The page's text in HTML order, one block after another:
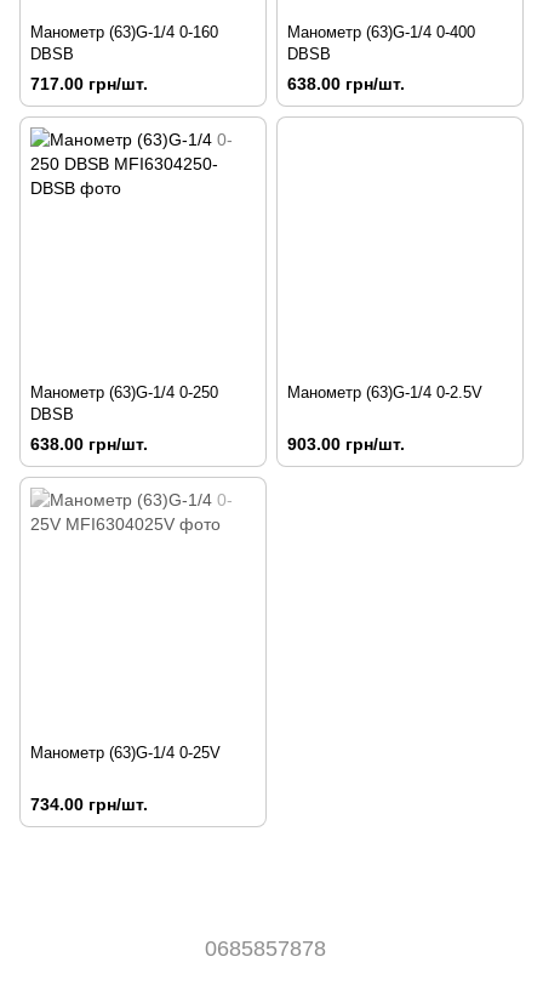
Манометр (63)G-1/4 0-160
DBSB
717.00 грн/шт.
Манометр (63)G-1/4 0-400
DBSB
638.00 грн/шт.
Манометр (63)G-1/4 0-250
DBSB
638.00 грн/шт.
Манометр (63)G-1/4 0-2.5V
903.00 грн/шт.
Манометр (63)G-1/4 0-25V
734.00 грн/шт.
0685857878